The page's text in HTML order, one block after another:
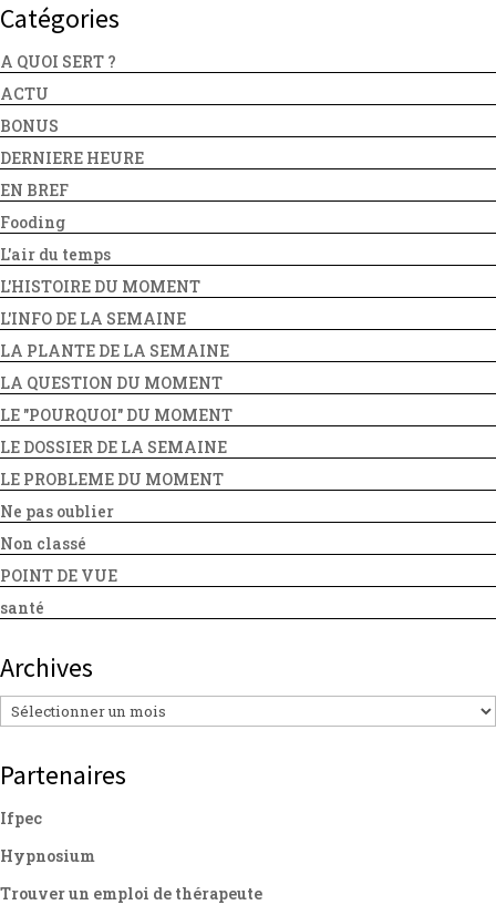
Catégories
A QUOI SERT ?
ACTU
BONUS
DERNIERE HEURE
EN BREF
Fooding
L'air du temps
L'HISTOIRE DU MOMENT
L'INFO DE LA SEMAINE
LA PLANTE DE LA SEMAINE
LA QUESTION DU MOMENT
LE "POURQUOI" DU MOMENT
LE DOSSIER DE LA SEMAINE
LE PROBLEME DU MOMENT
Ne pas oublier
Non classé
POINT DE VUE
santé
Archives
Archives
Partenaires
Ifpec
Hypnosium
Trouver un emploi de thérapeute